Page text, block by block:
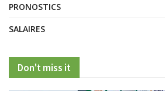
PRONOSTICS
SALAIRES
Don't miss it